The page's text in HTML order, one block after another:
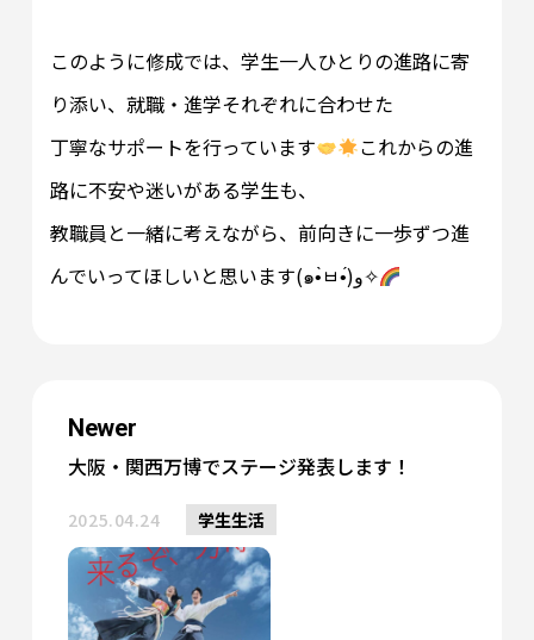
このように修成では、学生一人ひとりの進路に寄
り添い、就職・進学それぞれに合わせた
丁寧なサポートを行っています
これからの進
路に不安や迷いがある学生も、
教職員と一緒に考えながら、前向きに一歩ずつ進
んでいってほしいと思います(๑•̀ㅂ•́)و✧
Newer
大阪・関西万博でステージ発表します！
2025.04.24 学生生活